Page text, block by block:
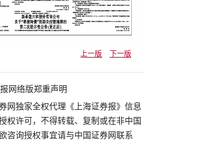
上一版 下一版
报网络版郑重声明
网独家全权代理《上海证券报》信息
权许可，不得转载、复制或在非中国
咨询授权事宜请与中国证券网联系